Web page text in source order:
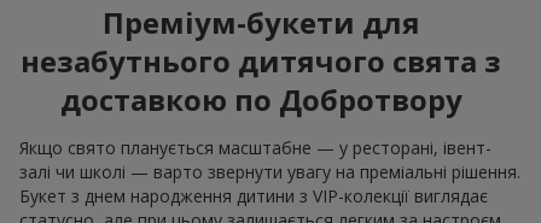
Преміум-букети для
незабутнього дитячого свята з
доставкою по Добротвору
Якщо свято планується масштабне — у ресторані, івент-
залі чи школі — варто звернути увагу на преміальні рішення.
Букет з днем народження дитини з VIP-колекції виглядає